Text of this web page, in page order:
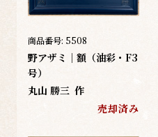
商品番号: 5508
野アザミ｜額（油彩・F3
号）
丸山 勝三 作
売却済み